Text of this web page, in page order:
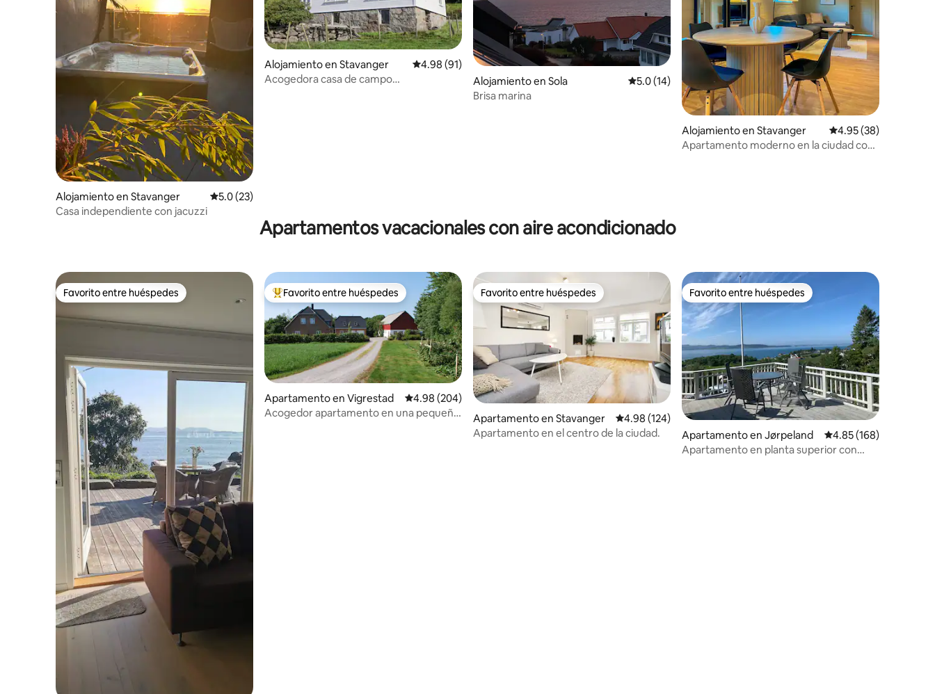
Alojamiento en Stavanger Calificación promedio: 5.0 de 5, 23 reseñas
5.0 (23)
Casa independiente con jacuzzi
Alojamiento en Stavanger Calificación promedio: 4.98 de 5, 91 reseñas
4.98 (91)
Acogedora casa de campo
Alojamiento en Sola Calificación promedio: 5.0 de 5, 14 reseñas
5.0 (14)
Brisa marina
Alojamiento en Stavanger Calificación
4.95 (38)
Apartamento moderno en la ciudad con
Apartamentos vacacionales con aire acondicionado
Favorito entre huéspedes
Favorito entre huéspedes Favorito entre huéspedes preferido
Favorito entre huéspedes
Apartamento en Vigrestad Calificación promedio: 4.98 de 5, 204 reseñas
4.98 (204)
Acogedor apartamento en una pequeña
Favorito entre huéspedes
Favorito entre huéspedes
Apartamento en Stavanger Calificación promedio: 4.98 de 5, 124 reseñas
4.98 (124)
Apartamento en el centro de la ciudad.
Favorito entre huéspedes
Favorito entre huéspedes
Apartamento en Jørpeland Calificación promedio:
4.85 (168)
Apartamento en planta superior con